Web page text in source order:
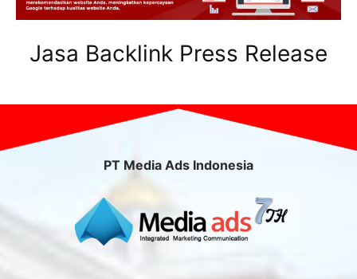
Jasa Backlink Press Release
PT Media Ads Indonesia